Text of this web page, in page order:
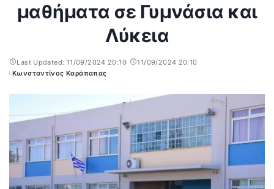
μαθήματα σε Γυμνάσια και
Λύκεια
Last Updated: 11/09/2024 20:10
11/09/2024 20:10
Posted
Κωνσταντίνος Καράπαπας